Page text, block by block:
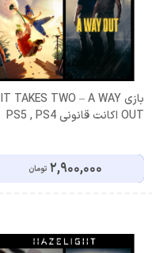
بازی IT TAKES TWO – A WAY
OUT اکانت قانونی PS5 , PS4
2,900,000 تومان